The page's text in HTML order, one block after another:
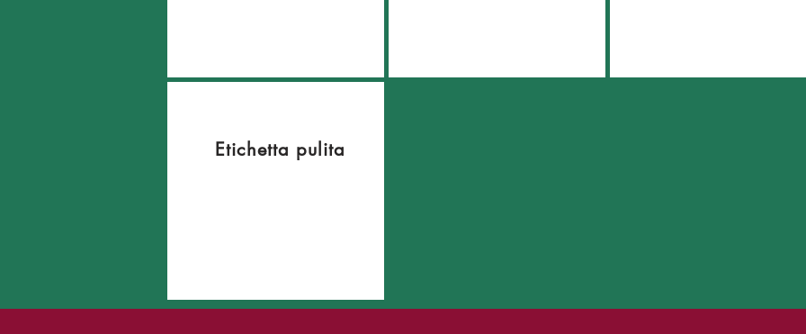
Etichetta pulita